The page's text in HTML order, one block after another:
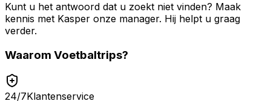
Kunt u het antwoord dat u zoekt niet vinden? Maak
kennis met Kasper onze manager. Hij helpt u graag
verder.
Waarom Voetbaltrips?
24/7Klantenservice